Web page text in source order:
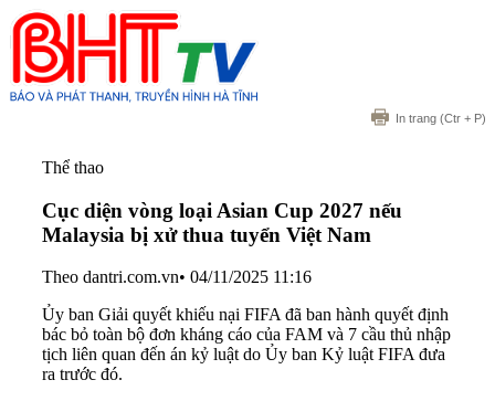
In trang (Ctr + P)
Thể thao
Cục diện vòng loại Asian Cup 2027 nếu
Malaysia bị xử thua tuyển Việt Nam
Theo dantri.com.vn• 04/11/2025 11:16
Ủy ban Giải quyết khiếu nại FIFA đã ban hành quyết định
bác bỏ toàn bộ đơn kháng cáo của FAM và 7 cầu thủ nhập
tịch liên quan đến án kỷ luật do Ủy ban Kỷ luật FIFA đưa
ra trước đó.